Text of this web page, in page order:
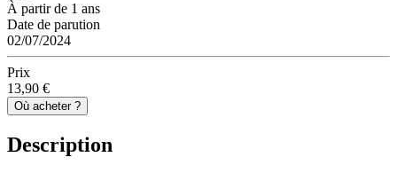
À partir de 1 ans
Date de parution
02/07/2024
Prix
13,90 €
Où acheter ?
Description